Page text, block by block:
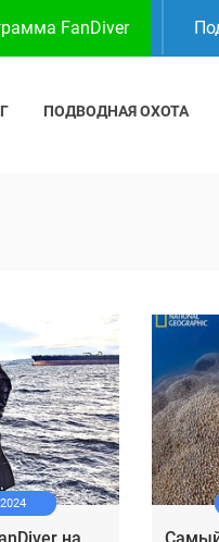
FanDiver
ПОДВОДНАЯ ОХОТА